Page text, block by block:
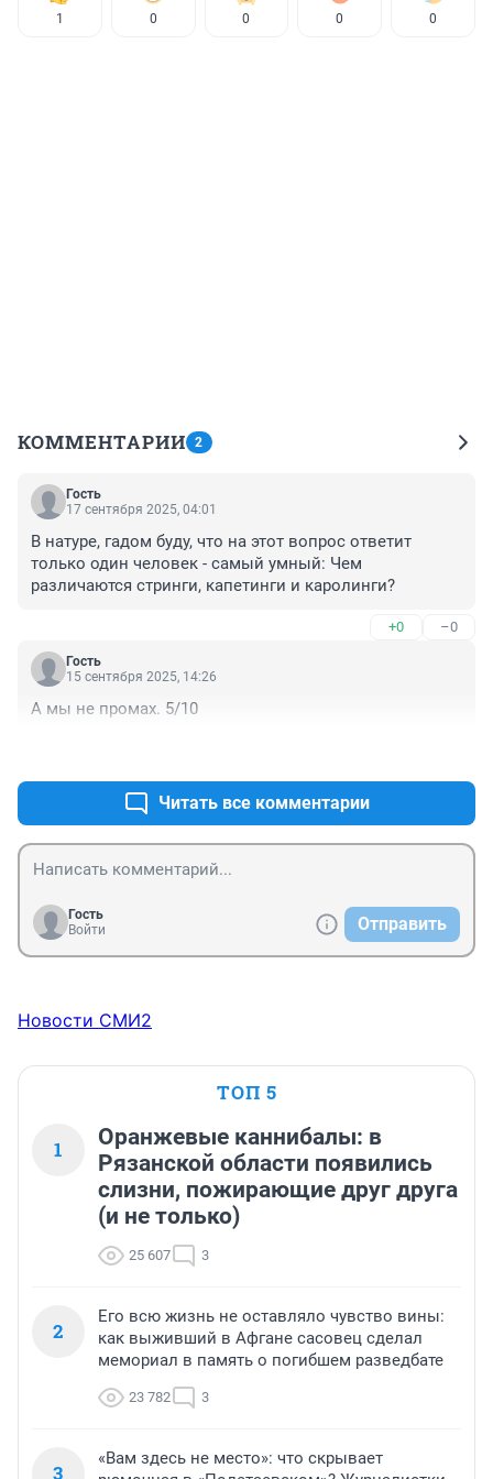
1 0 0 0 0
КОММЕНТАРИИ 2
Гость
17 сентября 2025, 04:01
В натуре, гадом буду, что на этот вопрос ответит
только один человек - самый умный: Чем
различаются стринги, капетинги и каролинги?
+0 –0
Гость
15 сентября 2025, 14:26
А мы не промах. 5/10
Читать все комментарии
Гость
Войти
Отправить
Новости СМИ2
ТОП 5
1
Оранжевые каннибалы: в
Рязанской области появились
слизни, пожирающие друг друга
(и не только)
25 607 3
2
Его всю жизнь не оставляло чувство вины:
как выживший в Афгане сасовец сделал
мемориал в память о погибшем разведбате
23 782 3
3
«Вам здесь не место»: что скрывает